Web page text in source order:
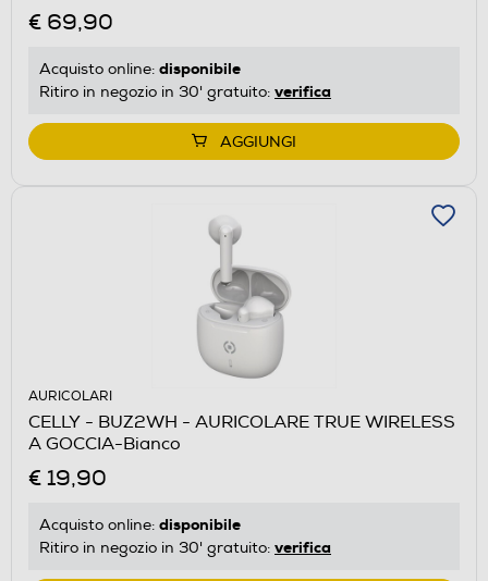
€ 69,90
Acquisto online: disponibile
Ritiro in negozio in 30' gratuito: verifica
AGGIUNGI
AURICOLARI
CELLY - BUZ2WH - AURICOLARE TRUE WIRELESS
A GOCCIA-Bianco
€ 19,90
Acquisto online: disponibile
Ritiro in negozio in 30' gratuito: verifica